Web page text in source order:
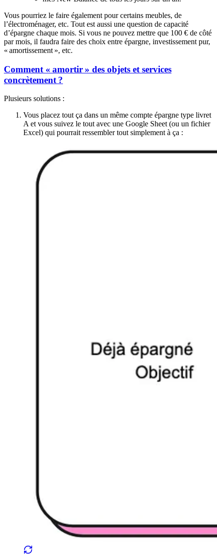
Vous pourriez le faire également pour certains meubles, de
l’électroménager, etc. Tout est aussi une question de capacité
d’épargne chaque mois. Si vous ne pouvez mettre que 100 € de côté
par mois, il faudra faire des choix entre épargne, investissement pur,
« amortissement », etc.
Comment « amortir » des objets et services
concrètement ?
Plusieurs solutions :
Vous placez tout ça dans un même compte épargne type livret
A et vous suivez le tout avec une Google Sheet (ou un fichier
Excel) qui pourrait ressembler tout simplement à ça :